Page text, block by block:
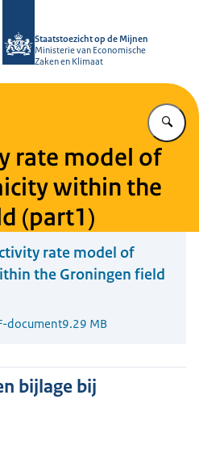
Staatstoezicht op de Mijnen
Ministerie van Economische
Zaken en Klimaat
rate model of
within the
(part1)
rate model of
the Groningen field
document9.29 MB
bijlage bij